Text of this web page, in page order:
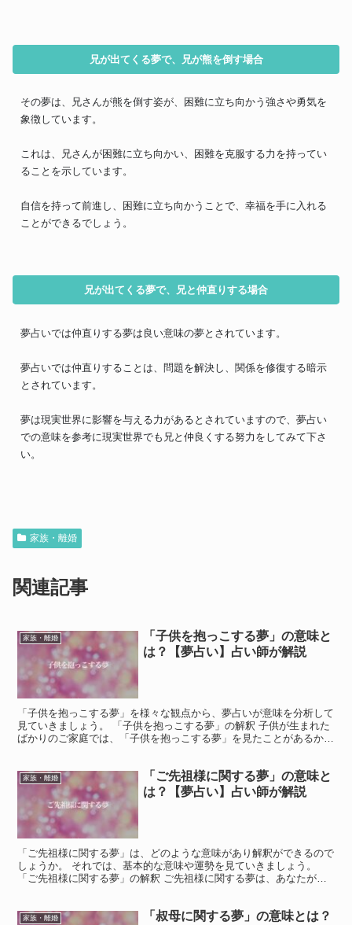
兄が出てくる夢で、兄が熊を倒す場合
その夢は、兄さんが熊を倒す姿が、困難に立ち向かう強さや勇気を
象徴しています。
これは、兄さんが困難に立ち向かい、困難を克服する力を持ってい
ることを示しています。
自信を持って前進し、困難に立ち向かうことで、幸福を手に入れる
ことができるでしょう。
兄が出てくる夢で、兄と仲直りする場合
夢占いでは仲直りする夢は良い意味の夢とされています。
夢占いでは仲直りすることは、問題を解決し、関係を修復する暗示
とされています。
夢は現実世界に影響を与える力があるとされていますので、夢占い
での意味を参考に現実世界でも兄と仲良くする努力をしてみて下さ
い。
家族・離婚
関連記事
家族・離婚
「子供を抱っこする夢」の意味と
は？【夢占い】占い師が解説
「子供を抱っこする夢」を様々な観点から、夢占いが意味を分析して
見ていきましょう。 「子供を抱っこする夢」の解釈 子供が生まれた
ばかりのご家庭では、「子供を抱っこする夢」を見たことがあるかも
家族・離婚
「ご先祖様に関する夢」の意味と
は？【夢占い】占い師が解説
「ご先祖様に関する夢」は、どのような意味があり解釈ができるので
しょうか。 それでは、基本的な意味や運勢を見ていきましょう。
「ご先祖様に関する夢」の解釈 ご先祖様に関する夢は、あなたが今
家族・離婚
「叔母に関する夢」の意味とは？